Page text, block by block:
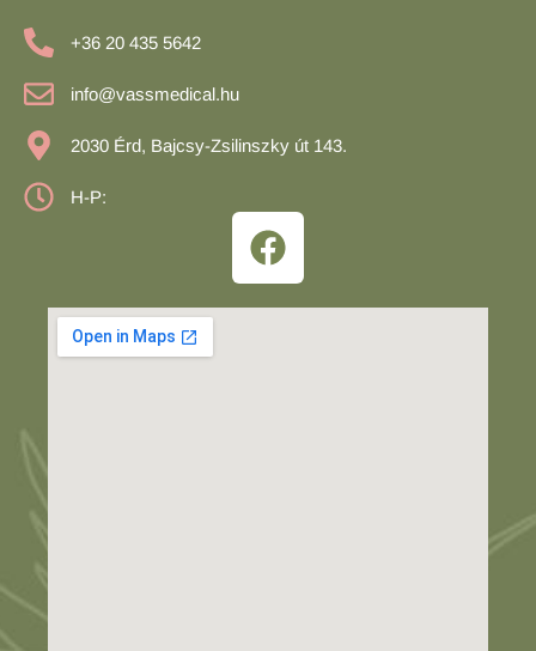
+36 20 435 5642
info@vassmedical.hu
2030 Érd, Bajcsy-Zsilinszky út 143.
H-P: